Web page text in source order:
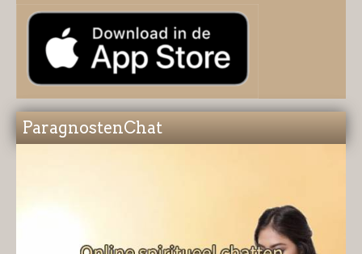
ParagnostenChat